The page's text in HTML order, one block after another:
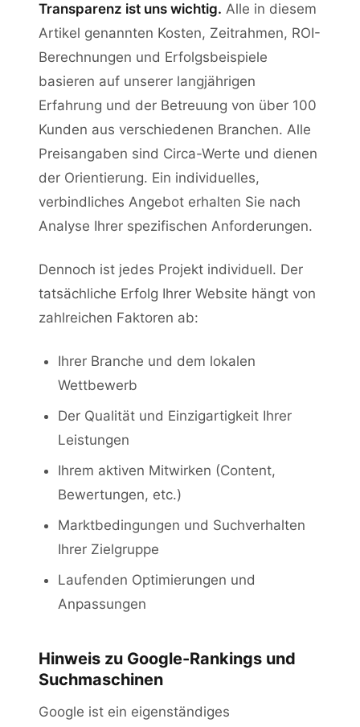
Transparenz ist uns wichtig. Alle in diesem
Artikel genannten Kosten, Zeitrahmen, ROI-
Berechnungen und Erfolgsbeispiele
basieren auf unserer langjährigen
Erfahrung und der Betreuung von über 100
Kunden aus verschiedenen Branchen. Alle
Preisangaben sind Circa-Werte und dienen
der Orientierung. Ein individuelles,
verbindliches Angebot erhalten Sie nach
Analyse Ihrer spezifischen Anforderungen.
Dennoch ist jedes Projekt individuell. Der
tatsächliche Erfolg Ihrer Website hängt von
zahlreichen Faktoren ab:
Ihrer Branche und dem lokalen
Wettbewerb
Der Qualität und Einzigartigkeit Ihrer
Leistungen
Ihrem aktiven Mitwirken (Content,
Bewertungen, etc.)
Marktbedingungen und Suchverhalten
Ihrer Zielgruppe
Laufenden Optimierungen und
Anpassungen
Hinweis zu Google-Rankings und
Suchmaschinen
Google ist ein eigenständiges